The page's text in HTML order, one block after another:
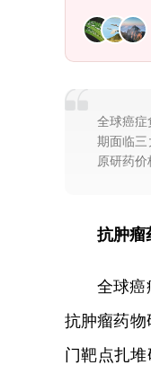
全球癌症
期面临三
原研药价
抗肿瘤
全球癌
抗肿瘤药物
门靶点扎